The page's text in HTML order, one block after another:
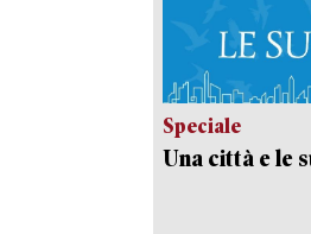
Speciale
Una città e le